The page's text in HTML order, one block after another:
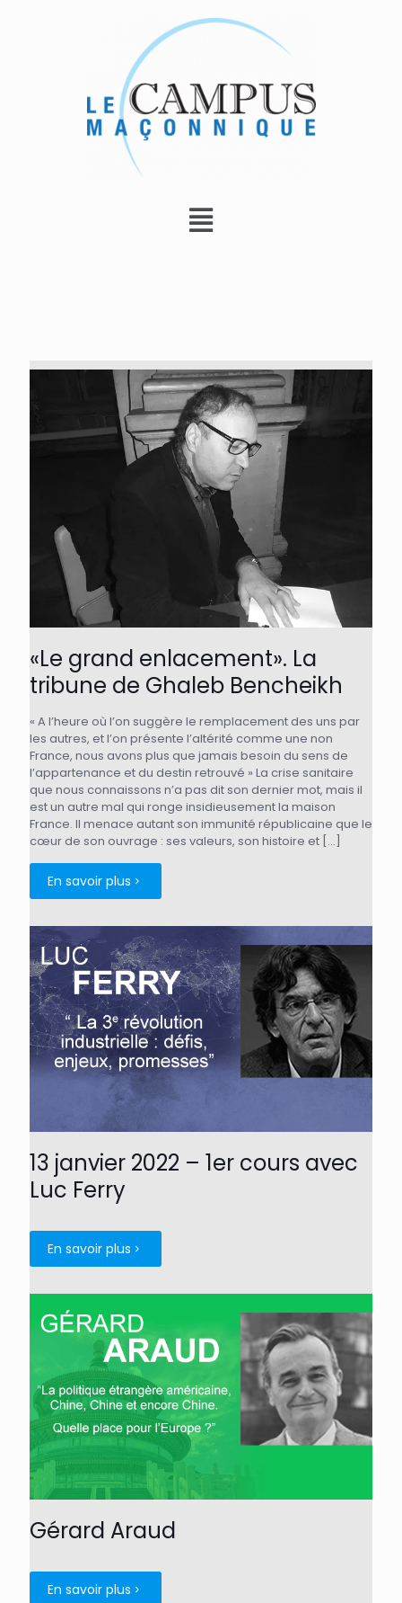
«Le grand enlacement». La
tribune de Ghaleb Bencheikh
« A l’heure où l’on suggère le remplacement des uns par
les autres, et l’on présente l’altérité comme une non
France, nous avons plus que jamais besoin du sens de
l’appartenance et du destin retrouvé » La crise sanitaire
que nous connaissons n’a pas dit son dernier mot, mais il
est un autre mal qui ronge insidieusement la maison
France. Il menace autant son immunité républicaine que le
cœur de son ouvrage : ses valeurs, son histoire et […]
En savoir plus
13 janvier 2022 – 1er cours avec
Luc Ferry
En savoir plus
Gérard Araud
En savoir plus